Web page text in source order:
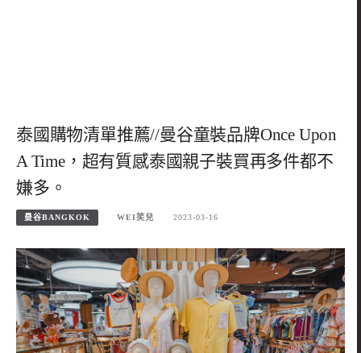
泰國購物清單推薦//曼谷童裝品牌Once Upon
A Time，超有質感泰國親子裝買再多件都不
嫌多。
曼谷BANGKOK WEI笑兒 2023-03-16